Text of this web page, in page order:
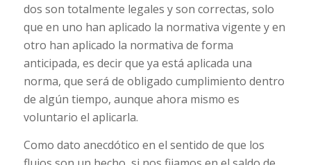
dos son totalmente legales y son correctas, solo
que en uno han aplicado la normativa vigente y en
otro han aplicado la normativa de forma
anticipada, es decir que ya está aplicada una
norma, que será de obligado cumplimiento dentro
de algún tiempo, aunque ahora mismo es
voluntario el aplicarla.
Como dato anecdótico en el sentido de que los